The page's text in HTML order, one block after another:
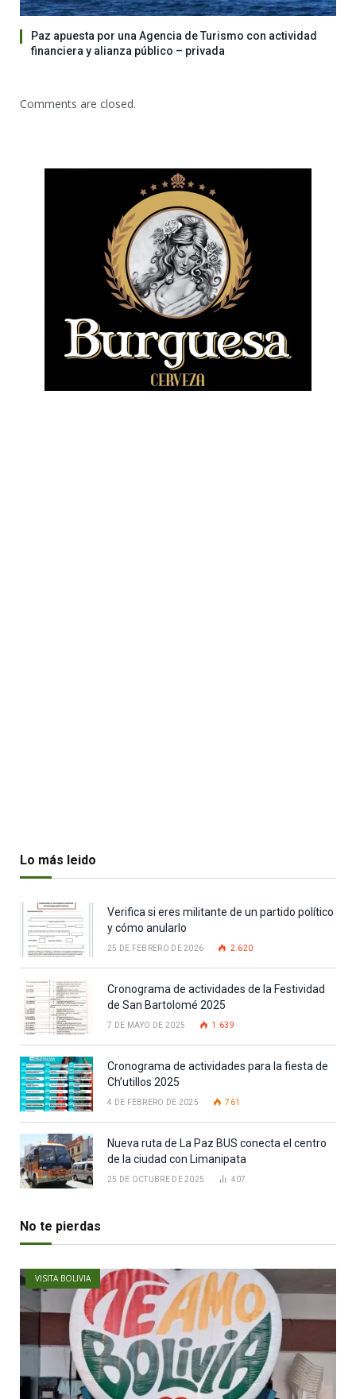
Paz apuesta por una Agencia de Turismo con actividad
financiera y alianza público – privada
Comments are closed.
Lo más leido
Verifica si eres militante de un partido político
y cómo anularlo
25 DE FEBRERO DE 2026 2.620
Cronograma de actividades de la Festividad
de San Bartolomé 2025
7 DE MAYO DE 2025 1.639
Cronograma de actividades para la fiesta de
Ch’utillos 2025
4 DE FEBRERO DE 2025 761
Nueva ruta de La Paz BUS conecta el centro
de la ciudad con Limanipata
25 DE OCTUBRE DE 2025 407
No te pierdas
VISITA BOLIVIA